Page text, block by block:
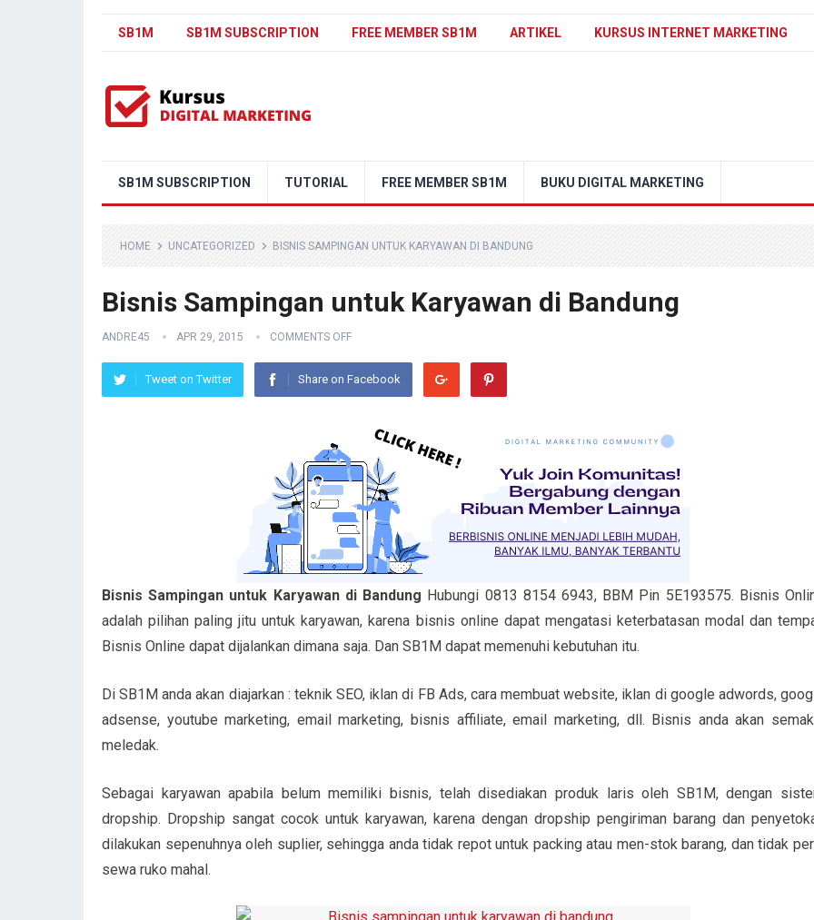
SB1M SB1M SUBSCRIPTION FREE MEMBER SB1M ARTIKEL KURSUS INTERNET MARKETING
SB1M SUBSCRIPTION TUTORIAL FREE MEMBER SB1M BUKU DIGITAL MARKETING
HOME UNCATEGORIZED BISNIS SAMPINGAN UNTUK KARYAWAN DI BANDUNG
Bisnis Sampingan untuk Karyawan di Bandung
ANDRE45 APR 29, 2015 COMMENTS OFF
Tweet on Twitter Share on Facebook
Bisnis Sampingan untuk Karyawan di Bandung Hubungi 0813 8154 6943, BBM Pin 5E193575. Bisnis
adalah pilihan paling jitu untuk karyawan, karena bisnis online dapat mengatasi keterbatasan modal dan
Bisnis Online dapat dijalankan dimana saja. Dan SB1M dapat memenuhi kebutuhan itu.
Di SB1M anda akan diajarkan : teknik SEO, iklan di FB Ads, cara membuat website, iklan di google adwords,
adsense, youtube marketing, email marketing, bisnis affiliate, email marketing, dll. Bisnis anda akan
meledak.
Sebagai karyawan apabila belum memiliki bisnis, telah disediakan produk laris oleh SB1M, dengan
dropship. Dropship sangat cocok untuk karyawan, karena dengan dropship pengiriman barang dan
dilakukan sepenuhnya oleh suplier, sehingga anda tidak repot untuk packing atau men-stok barang, dan tidak
sewa ruko mahal.